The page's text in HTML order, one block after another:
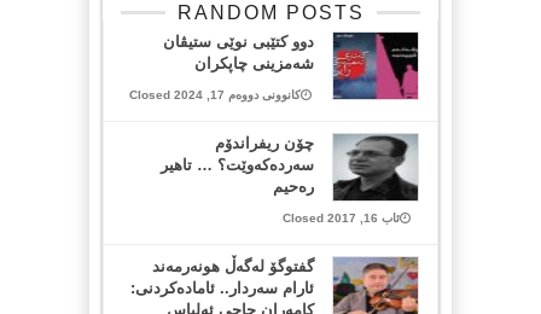
RANDOM POSTS
دوو کتێبی نوێی ستیڤان
شەمزینی چاپکران
کانوونی دووەم 17, 2024 Closed
چۆن ریفراندۆم
سەردەكەوێت؟ … تاهیر
رەحیم
ئاب 16, 2017 Closed
گفتوگۆ لەگەڵ هونەرمەند
ئارام سەردار.. ئامادەکردنی:
كامەران حاجی ئەلیاس